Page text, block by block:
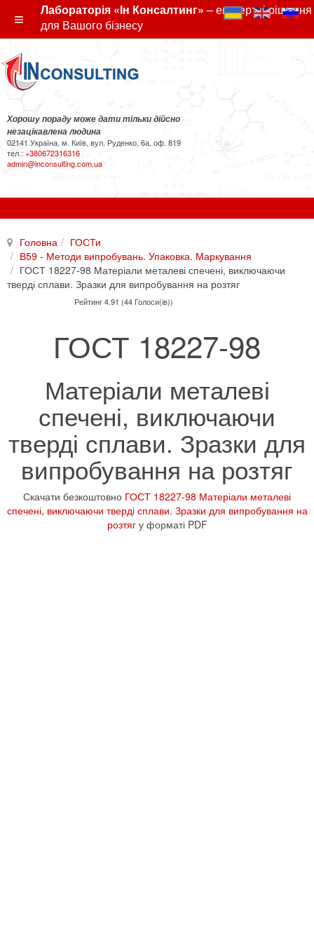
Лабораторія «Ін Консалтинг» – експертні рішення
для Вашого бізнесу
Хорошу пораду може дати тільки дійсно
незацікавлена людина
02141 Україна, м. Київ, вул. Руденко, 6а, оф. 819
тел.: +380672316316
admin@inconsulting.com.ua
Головна
ГОСТи
В59 - Методи випробувань. Упаковка. Маркування
ГОСТ 18227-98 Матеріали металеві спечені, виключаючи
тверді сплави. Зразки для випробування на розтяг
Рейтинг 4.91 (44 Голоси(ів))
ГОСТ 18227-98
Матеріали металеві
спечені, виключаючи
тверді сплави. Зразки для
випробування на розтяг
Скачати безкоштовно ГОСТ 18227-98 Матеріали металеві
спечені, виключаючи тверді сплави. Зразки для випробування на
розтягу форматі PDF